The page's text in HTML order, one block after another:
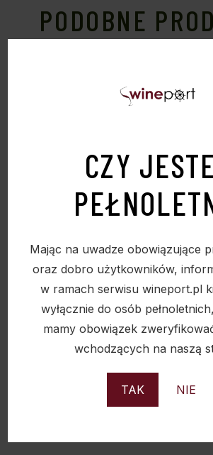
CZY
Mając na uwadze obowiązujące
oraz dobro użytkowników,
w ramach serwisu wineport.pl
wyłącznie do osób
mamy obowiązek
wchodzących na naszą
TAK NIE
PODOBNE
AMATITLAN AZTECA